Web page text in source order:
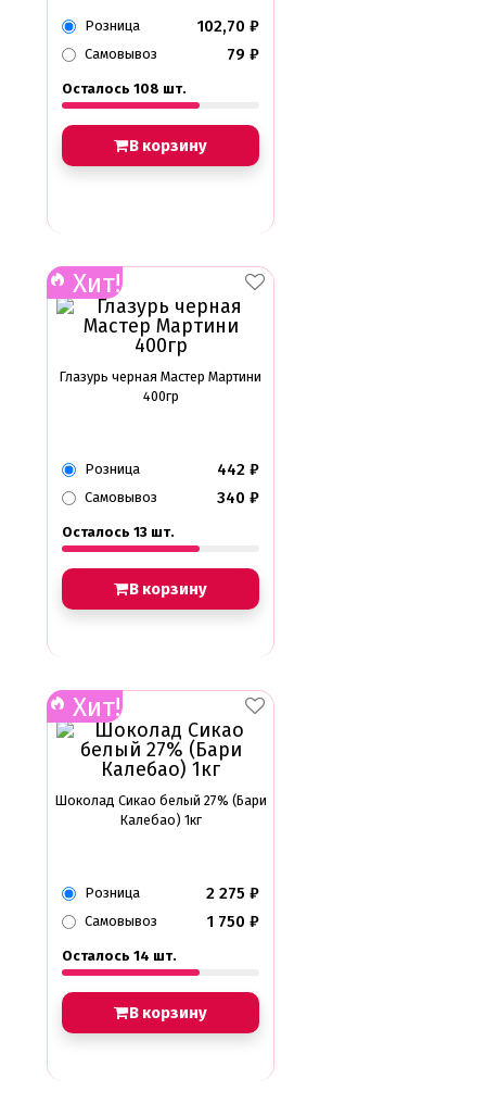
Розница 102,70 ₽
Самовывоз 79 ₽
Осталось 108 шт.
В корзину
Хит!
Глазурь черная Мастер Мартини
400гр
Розница 442 ₽
Самовывоз 340 ₽
Осталось 13 шт.
В корзину
Хит!
Шоколад Сикао белый 27% (Бари
Калебао) 1кг
Розница 2 275 ₽
Самовывоз 1 750 ₽
Осталось 14 шт.
В корзину